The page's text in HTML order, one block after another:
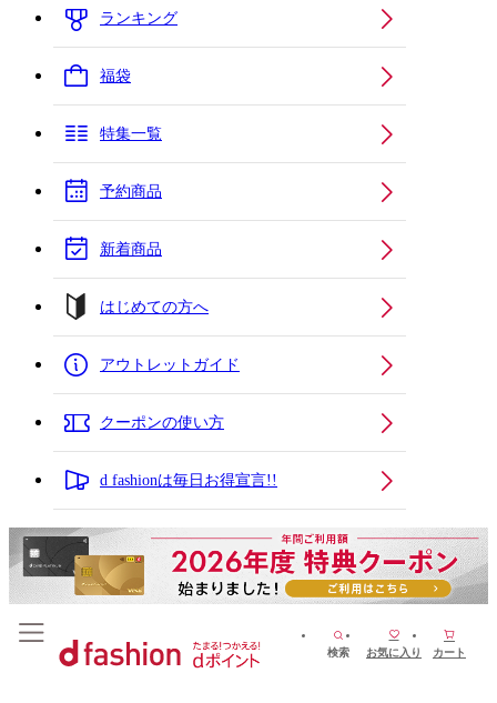
ランキング
福袋
特集一覧
予約商品
新着商品
はじめての方へ
アウトレットガイド
クーポンの使い方
d fashionは毎日お得宣言!!
検索 お気に入り カート